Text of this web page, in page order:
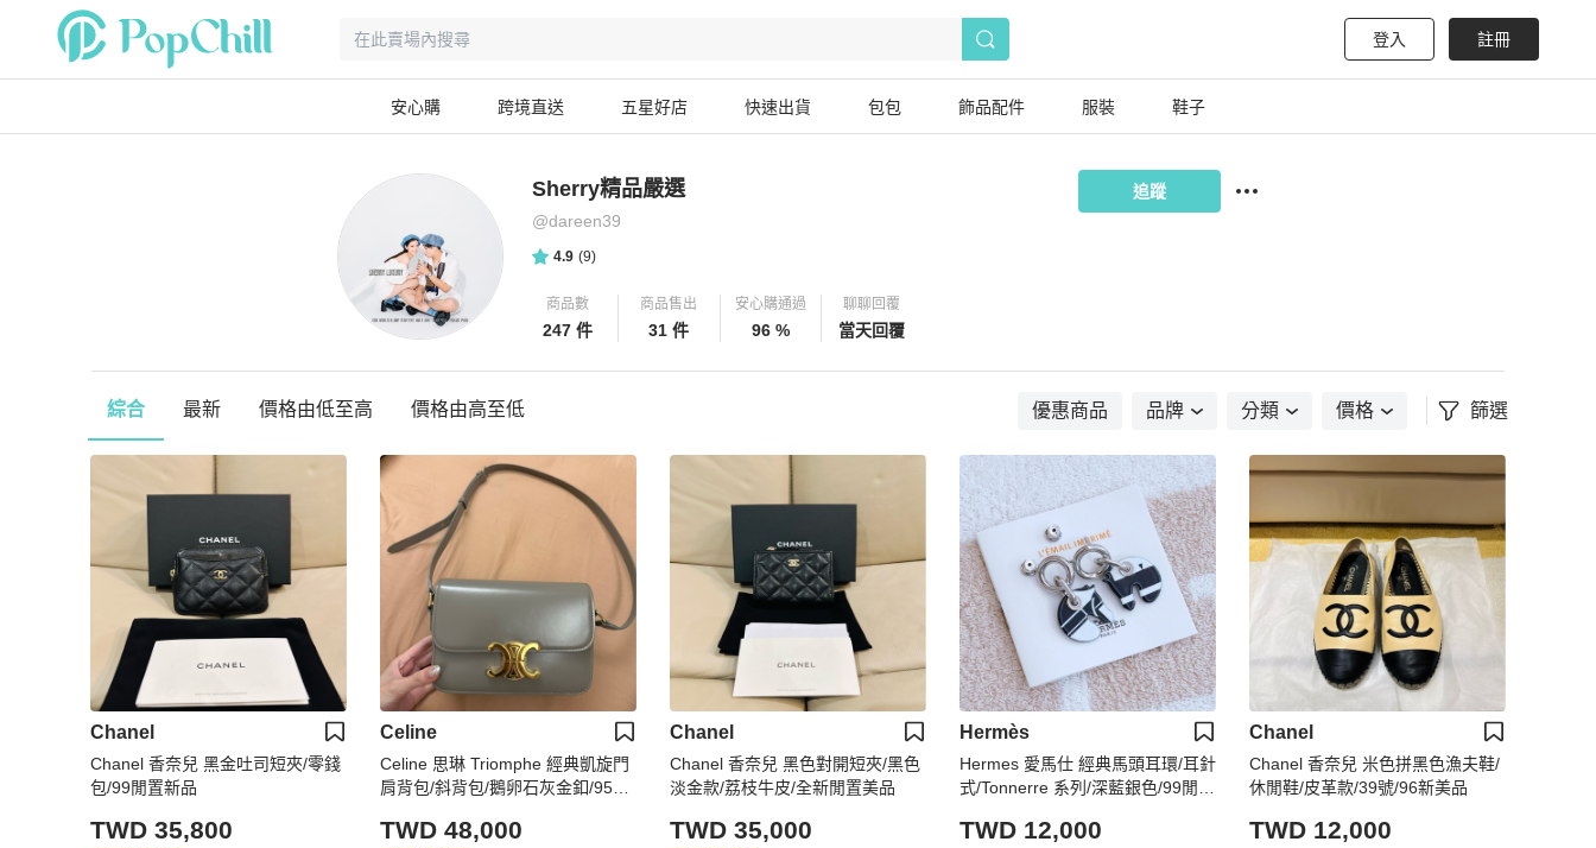
登入 註冊
安心購 跨境直送 五星好店 快速出貨 包包 飾品配件 服裝 鞋子
Sherry精品嚴選
@dareen39
4.9 (9)
商品數
247 件
商品售出
31 件
安心購通過
96 %
聊聊回覆
當天回覆
追蹤
綜合 最新 價格由低至高 價格由高至低 優惠商品 品牌 分類 價格 篩選
Chanel
Chanel 香奈兒 黑金吐司短夾/零錢
包/99閒置新品
TWD 35,800
Celine
Celine 思琳 Triomphe 經典凱旋門
肩背包/斜背包/鵝卵石灰金釦/95新
TWD 48,000
Chanel
Chanel 香奈兒 黑色對開短夾/黑色
淡金款/荔枝牛皮/全新閒置美品
TWD 35,000
Hermès
Hermes 愛馬仕 經典馬頭耳環/耳針
式/Tonnerre 系列/深藍銀色/99閒置
TWD 12,000
Chanel
Chanel 香奈兒 米色拼黑色漁夫鞋/
休閒鞋/皮革款/39號/96新美品
TWD 12,000